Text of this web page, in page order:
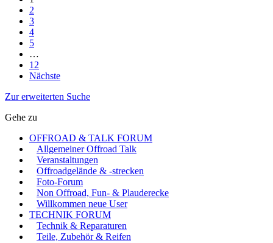
2
3
4
5
…
12
Nächste
Zur erweiterten Suche
Gehe zu
OFFROAD & TALK FORUM
Allgemeiner Offroad Talk
Veranstaltungen
Offroadgelände & -strecken
Foto-Forum
Non Offroad, Fun- & Plauderecke
Willkommen neue User
TECHNIK FORUM
Technik & Reparaturen
Teile, Zubehör & Reifen